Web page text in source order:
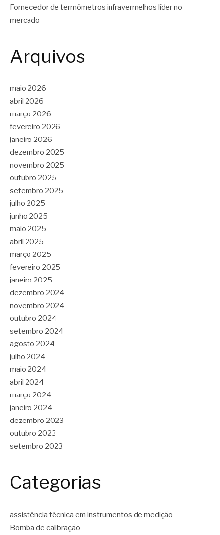
Fornecedor de termômetros infravermelhos líder no
mercado
Arquivos
maio 2026
abril 2026
março 2026
fevereiro 2026
janeiro 2026
dezembro 2025
novembro 2025
outubro 2025
setembro 2025
julho 2025
junho 2025
maio 2025
abril 2025
março 2025
fevereiro 2025
janeiro 2025
dezembro 2024
novembro 2024
outubro 2024
setembro 2024
agosto 2024
julho 2024
maio 2024
abril 2024
março 2024
janeiro 2024
dezembro 2023
outubro 2023
setembro 2023
Categorias
assistência técnica em instrumentos de medição
Bomba de calibração